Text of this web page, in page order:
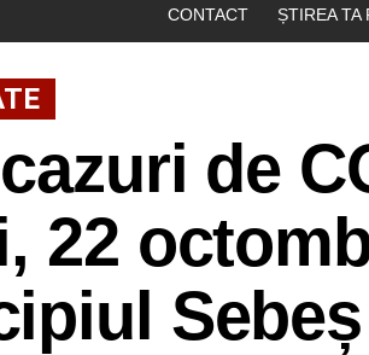
CONTACT ȘTIREA TA
de
22
Sebeș